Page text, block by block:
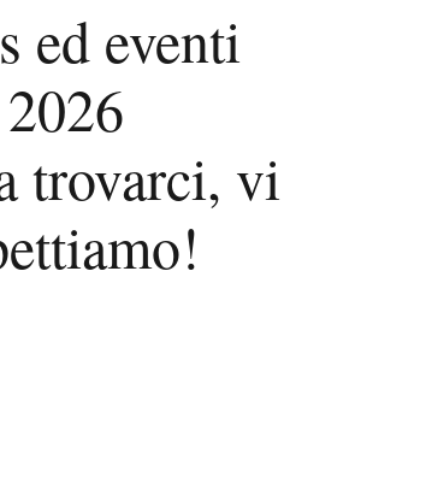
ed eventi
2026
trovarci, vi